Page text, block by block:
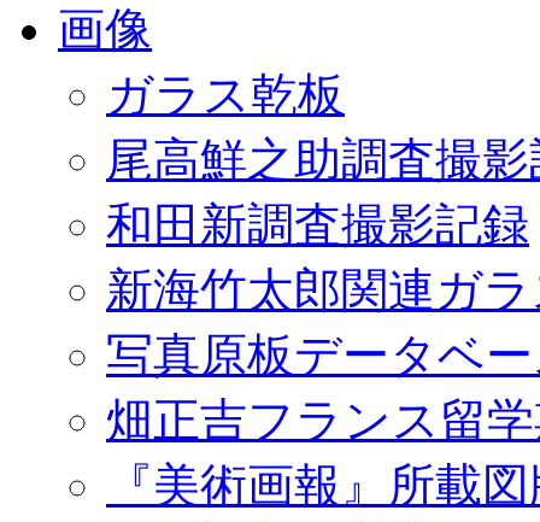
画像
ガラス乾板
尾高鮮之助調査撮
和田新調査撮影記録
新海竹太郎関連ガ
写真原板データベ
畑正吉フランス留
『美術画報』所載